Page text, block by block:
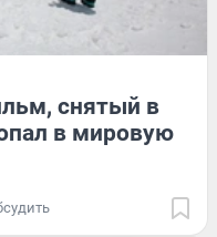
снятый в
в мировую